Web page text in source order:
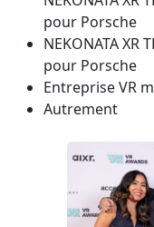
pour Porsche
NEKONATA XR
pour Porsche
Entreprise VR
Autrement